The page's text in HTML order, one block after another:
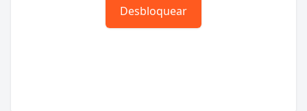
Desbloquear